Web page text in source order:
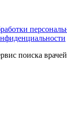
поиска